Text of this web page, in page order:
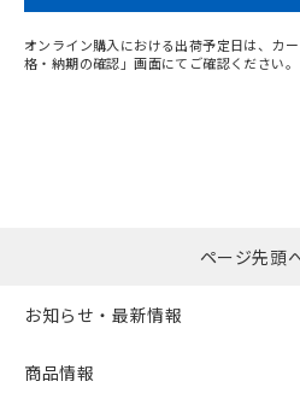
オンライン購入における出荷予定日は、カ
格・納期の確認」画面にてご確認ください。
ページ先頭
お知らせ・最新情報
商品情報